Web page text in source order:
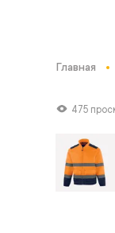
Главная
475